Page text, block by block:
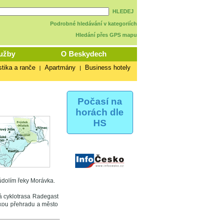
HLEDEJ
Podrobné hledávání v kategoriích
Hledání přes GPS mapu
O Beskydech
a ranče | Apartmány | Business hotely
řeky Morávka.
cyklotrasa Radegast
přehradu a město
Počasí na
horách dle
HS